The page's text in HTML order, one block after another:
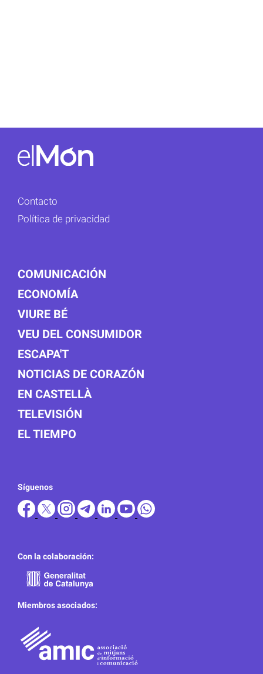
Contacto
Política de privacidad
COMUNICACIÓN
ECONOMÍA
VIURE BÉ
VEU DEL CONSUMIDOR
ESCAPA'T
NOTICIAS DE CORAZÓN
EN CASTELLÀ
TELEVISIÓN
EL TIEMPO
Síguenos
Con la colaboración:
Miembros asociados: